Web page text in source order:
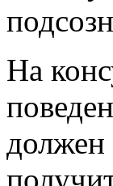
На
должен